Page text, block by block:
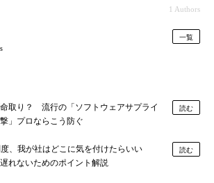
1 Authors
一覧
取り？ 流行の「ソフトウェアサプライ
」プロならこう防ぐ
読む
、我が社はどこに気を付けたらいい
れないためのポイント解説
読む